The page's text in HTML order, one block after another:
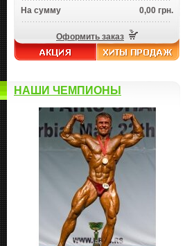
На сумму 0,00 грн.
Оформить заказ
НАШИ ЧЕМПИОНЫ